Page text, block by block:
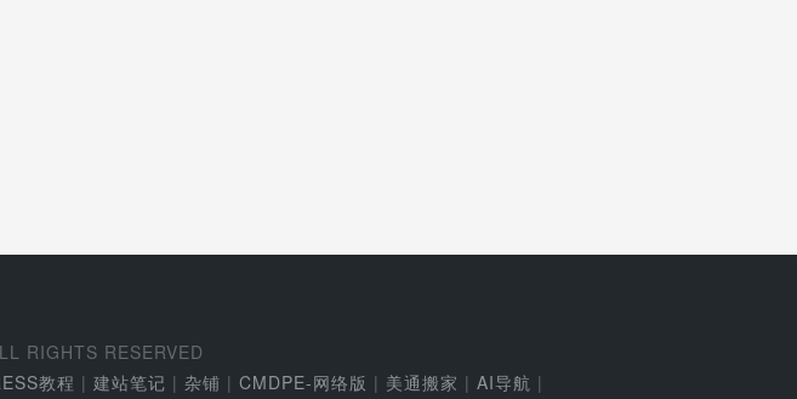
RIGHTS RESERVED
教程 | 建站笔记 | 杂铺 | CMDPE-网络版 | 美通搬家 | AI导航 |